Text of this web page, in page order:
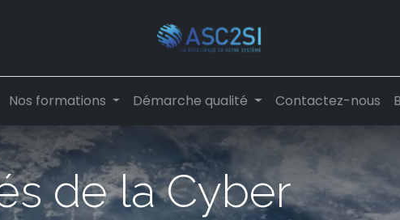
Nos formations Démarche qualité Contactez-nous
de la Cyber